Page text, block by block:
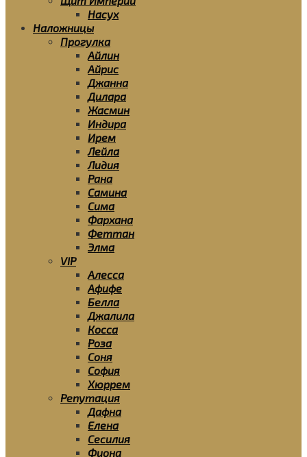
Насух
Наложницы
Прогулка
Айлин
Айрис
Джанна
Дилара
Жасмин
Индира
Ирем
Лейла
Лидия
Рана
Самина
Сима
Фархана
Феттан
Элма
VIP
Алесса
Афифе
Белла
Джалила
Косса
Роза
Соня
София
Хюррем
Репутация
Дафна
Елена
Сесилия
Фиона